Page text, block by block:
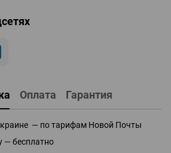
Оплата Гарантия
— по тарифам Новой Почты
— бесплатно